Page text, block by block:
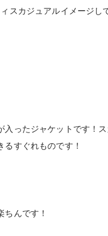
スカジュアルイメージし
入ったジャケットです！
すぐれものです！
ちんです！